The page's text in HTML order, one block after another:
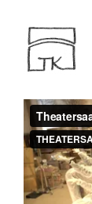
Inhalt
springen